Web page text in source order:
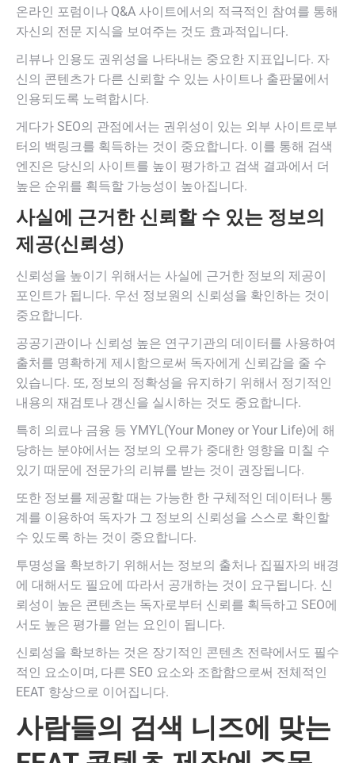
온라인 포럼이나 Q&A 사이트에서의 적극적인 참여를 통해
자신의 전문 지식을 보여주는 것도 효과적입니다.
리뷰나 인용도 권위성을 나타내는 중요한 지표입니다. 자
신의 콘텐츠가 다른 신뢰할 수 있는 사이트나 출판물에서
인용되도록 노력합시다.
게다가 SEO의 관점에서는 권위성이 있는 외부 사이트로부
터의 백링크를 획득하는 것이 중요합니다. 이를 통해 검색
엔진은 당신의 사이트를 높이 평가하고 검색 결과에서 더
높은 순위를 획득할 가능성이 높아집니다.
사실에 근거한 신뢰할 수 있는 정보의
제공(신뢰성)
신뢰성을 높이기 위해서는 사실에 근거한 정보의 제공이
포인트가 됩니다. 우선 정보원의 신뢰성을 확인하는 것이
중요합니다.
공공기관이나 신뢰성 높은 연구기관의 데이터를 사용하여
출처를 명확하게 제시함으로써 독자에게 신뢰감을 줄 수
있습니다. 또, 정보의 정확성을 유지하기 위해서 정기적인
내용의 재검토나 갱신을 실시하는 것도 중요합니다.
특히 의료나 금융 등 YMYL(Your Money or Your Life)에 해
당하는 분야에서는 정보의 오류가 중대한 영향을 미칠 수
있기 때문에 전문가의 리뷰를 받는 것이 권장됩니다.
또한 정보를 제공할 때는 가능한 한 구체적인 데이터나 통
계를 이용하여 독자가 그 정보의 신뢰성을 스스로 확인할
수 있도록 하는 것이 중요합니다.
투명성을 확보하기 위해서는 정보의 출처나 집필자의 배경
에 대해서도 필요에 따라서 공개하는 것이 요구됩니다. 신
뢰성이 높은 콘텐츠는 독자로부터 신뢰를 획득하고 SEO에
서도 높은 평가를 얻는 요인이 됩니다.
신뢰성을 확보하는 것은 장기적인 콘텐츠 전략에서도 필수
적인 요소이며, 다른 SEO 요소와 조합함으로써 전체적인
EEAT 향상으로 이어집니다.
사람들의 검색 니즈에 맞는